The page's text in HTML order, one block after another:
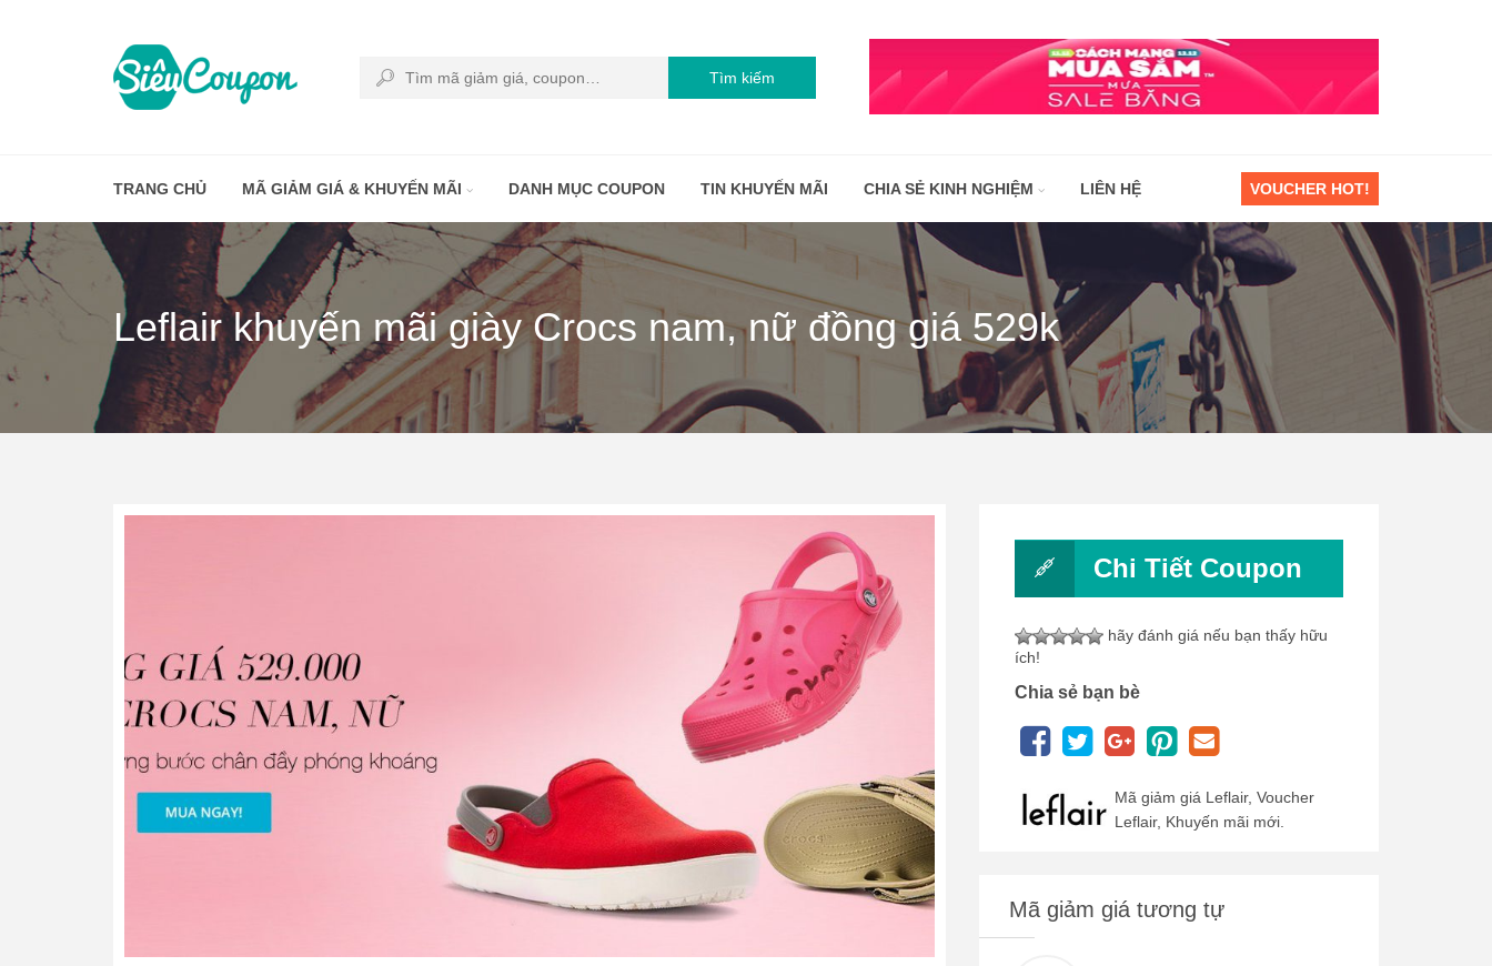
Tìm kiếm
TRANG CHỦ MÃ GIẢM GIÁ & KHUYẾN MÃI DANH MỤC COUPON TIN KHUYẾN MÃI CHIA SẺ KINH NGHIỆM LIÊN HỆ VOUCHER HOT!
Leflair khuyến mãi giày Crocs nam, nữ đồng giá 529k
Chi Tiết Coupon
hãy đánh giá nếu bạn thấy hữu
ích!
Chia sẻ bạn bè
Mã giảm giá Leflair, Voucher
Leflair, Khuyến mãi mới.
Mã giảm giá tương tự